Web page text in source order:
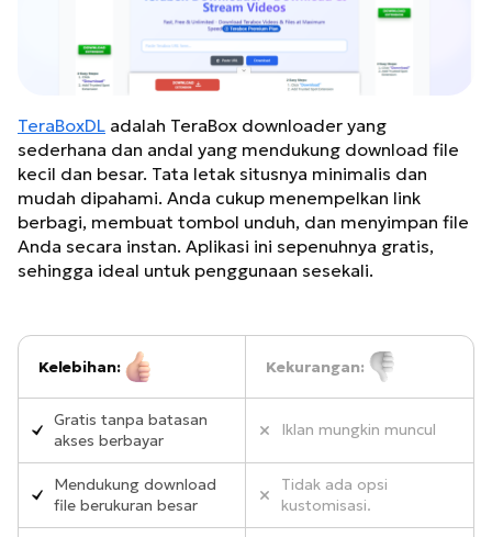
TeraBoxDL adalah TeraBox downloader yang
sederhana dan andal yang mendukung download file
kecil dan besar. Tata letak situsnya minimalis dan
mudah dipahami. Anda cukup menempelkan link
berbagi, membuat tombol unduh, dan menyimpan file
Anda secara instan. Aplikasi ini sepenuhnya gratis,
sehingga ideal untuk penggunaan sesekali.
Kelebihan: Kekurangan:
Gratis tanpa batasan
akses berbayar
Iklan mungkin muncul
Mendukung download
file berukuran besar
Tidak ada opsi
kustomisasi.